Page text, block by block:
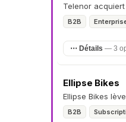
Telenor
B2B
⋯ Détails — 3
Ellipse Bikes
Ellipse Bikes
B2B